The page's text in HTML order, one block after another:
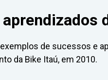
de sucessos e
da Bike Itaú, em 2010.